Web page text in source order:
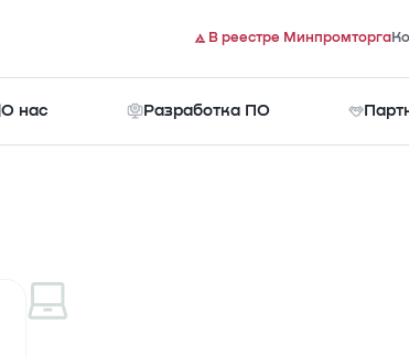
В реестре Минпромторга
О нас Разработка ПО